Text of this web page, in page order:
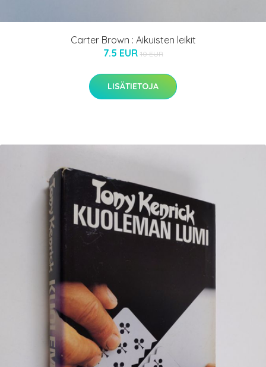
Carter Brown : Aikuisten leikit
7.5 EUR 10 EUR
LISÄTIETOJA